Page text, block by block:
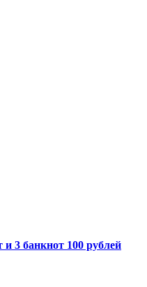
3 банкнот 100 рублей